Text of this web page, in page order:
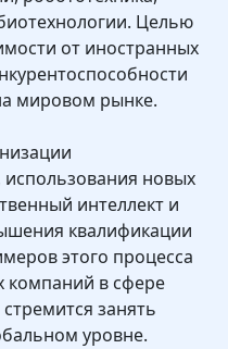
Целью
от иностранных
мировом рынке.
использования новых
интеллект и
квалификации
этого процесса
компаний в сфере
занять
уровне.